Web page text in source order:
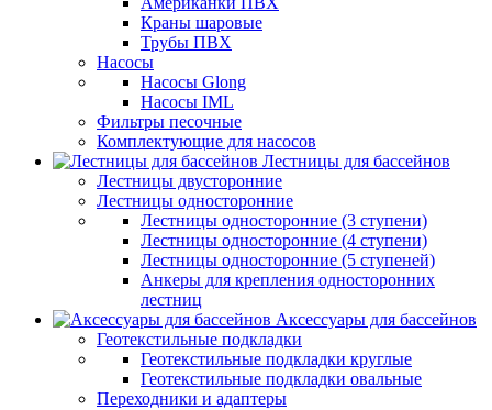
Краны шаровые
Трубы ПВХ
Насосы
Насосы Glong
Насосы IML
Фильтры песочные
Комплектующие для насосов
Лестницы для бассейнов
Лестницы двусторонние
Лестницы односторонние
Лестницы односторонние (3 ступени)
Лестницы односторонние (4 ступени)
Лестницы односторонние (5 ступеней)
Анкеры для крепления односторонних
лестниц
Аксессуары для бассейнов
Геотекстильные подкладки
Геотекстильные подкладки круглые
Геотекстильные подкладки овальные
Переходники и адаптеры